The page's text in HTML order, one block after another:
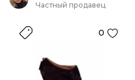
Частный продавец
0